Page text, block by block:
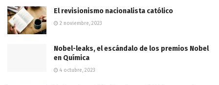
El revisionismo nacionalista católico
2 noviembre, 2023
Nobel-leaks, el escándalo de los premios Nobel
en Química
4 octubre, 2023